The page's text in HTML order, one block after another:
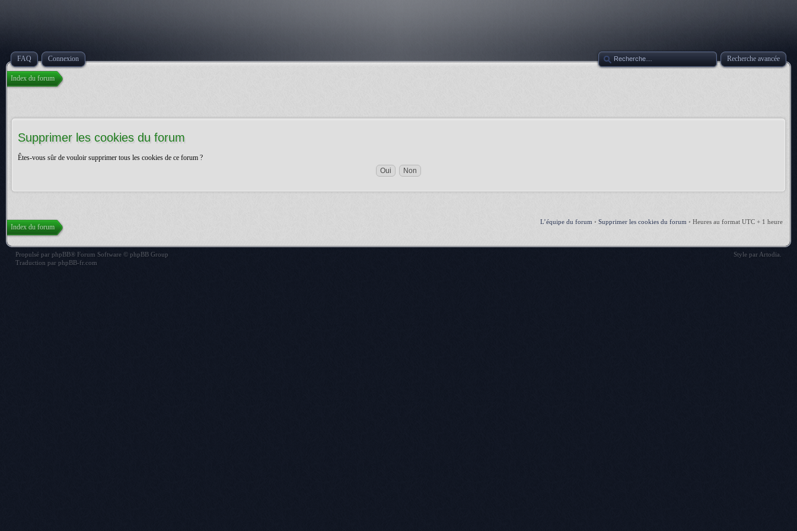
FAQ Connexion Recherche avancée
Index du forum
Supprimer les cookies du forum
Êtes-vous sûr de vouloir supprimer tous les cookies de ce forum ?
L’équipe du forum • Supprimer les cookies du forum • Heures au format UTC + 1 heure
Index du forum
Propulsé par phpBB® Forum Software © phpBB Group
Traduction par phpBB-fr.com
Style par Artodia